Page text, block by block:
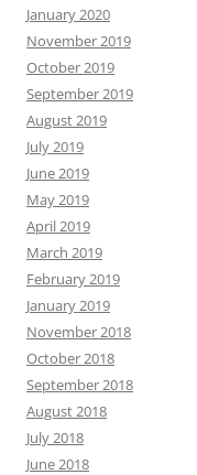
January 2020
November 2019
October 2019
September 2019
August 2019
July 2019
June 2019
May 2019
April 2019
March 2019
February 2019
January 2019
November 2018
October 2018
September 2018
August 2018
July 2018
June 2018